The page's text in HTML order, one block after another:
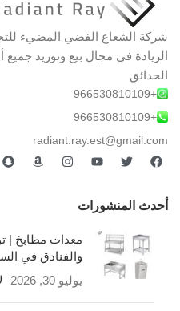
شركة الشعاع الفضي المضيء
الريادة في مجال بيع وتوريد
الحدائق
+966530810109
+966530810109
radiant.ray.est@gmail.com
أحدث المنشورات
معدات مطابخ |
والفنادق في
يوليو 30, 2026